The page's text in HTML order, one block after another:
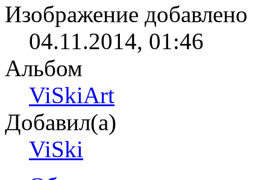
Изображение добавлено
04.11.2014, 01:46
Альбом
ViSkiArt
Добавил(а)
ViSki